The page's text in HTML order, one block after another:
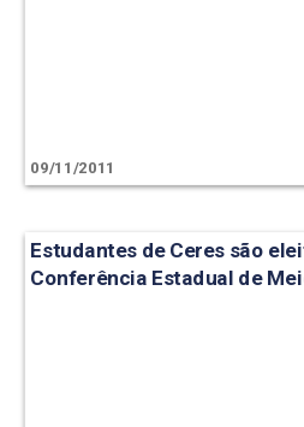
09/11/2011
Estudantes de Ceres são
Conferência Estadual de